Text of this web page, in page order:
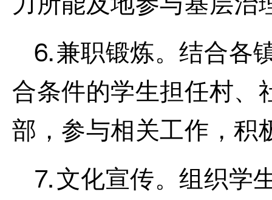
⒍兼职锻炼。结合各
合条件的学生担任村、
部，参与相关工作，积
⒎文化宣传。组织学